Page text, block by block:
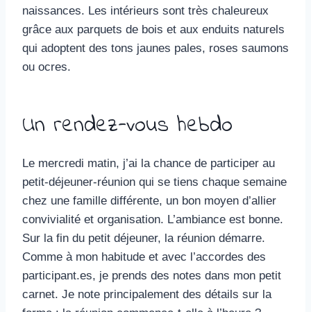
naissances. Les intérieurs sont très chaleureux
grâce aux parquets de bois et aux enduits naturels
qui adoptent des tons jaunes pales, roses saumons
ou ocres.
Un rendez-vous hebdo
Le mercredi matin, j’ai la chance de participer au
petit-déjeuner-réunion qui se tiens chaque semaine
chez une famille différente, un bon moyen d’allier
convivialité et organisation. L’ambiance est bonne.
Sur la fin du petit déjeuner, la réunion démarre.
Comme à mon habitude et avec l’accordes des
participant.es, je prends des notes dans mon petit
carnet. Je note principalement des détails sur la